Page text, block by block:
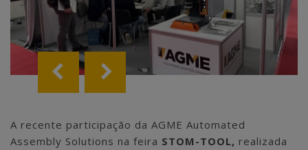
A recente participação da AGME Automated
Assembly Solutions na feira STOM-TOOL, realizada